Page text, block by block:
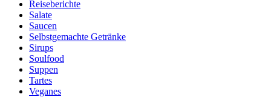
Reiseberichte
Salate
Saucen
Selbstgemachte Getränke
Sirups
Soulfood
Suppen
Tartes
Veganes